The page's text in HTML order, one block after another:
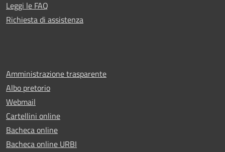
Leggi le FAQ
Richiesta di assistenza
Amministrazione trasparente
Albo pretorio
Webmail
Cartellini online
Bacheca online
Bacheca online URBI